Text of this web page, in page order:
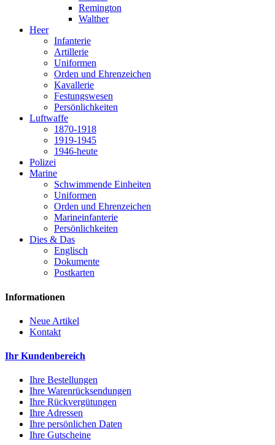
Remington
Walther
Heer
Infanterie
Artillerie
Uniformen
Orden und Ehrenzeichen
Kavallerie
Festungswesen
Persönlichkeiten
Luftwaffe
1870-1918
1919-1945
1946-heute
Polizei
Marine
Schwimmende Einheiten
Uniformen
Orden und Ehrenzeichen
Marineinfanterie
Persönlichkeiten
Dies & Das
Englisch
Dokumente
Postkarten
Informationen
Neue Artikel
Kontakt
Ihr Kundenbereich
Ihre Bestellungen
Ihre Warenrücksendungen
Ihre Rückvergütungen
Ihre Adressen
Ihre persönlichen Daten
Ihre Gutscheine